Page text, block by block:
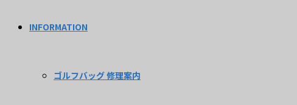
INFORMATION
ゴルフバッグ 修理案内